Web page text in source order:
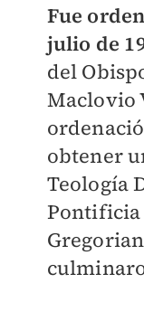
Fue
julio de
del
Maclovio
obtener
Teología